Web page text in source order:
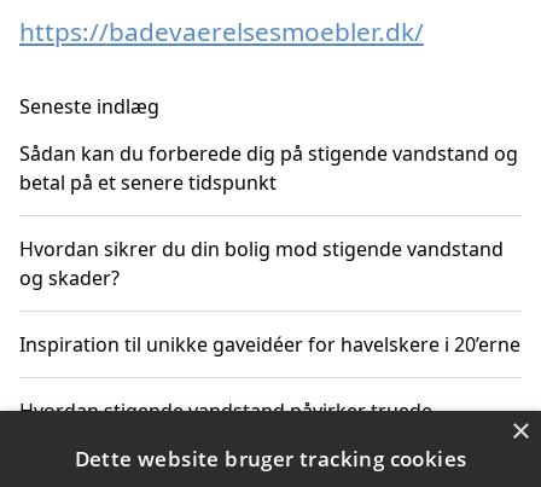
https://badevaerelsesmoebler.dk/
Seneste indlæg
Sådan kan du forberede dig på stigende vandstand og
betal på et senere tidspunkt
Hvordan sikrer du din bolig mod stigende vandstand
og skader?
Inspiration til unikke gaveidéer for havelskere i 20’erne
Hvordan stigende vandstand påvirker truede
×
Dette website bruger tracking cookies